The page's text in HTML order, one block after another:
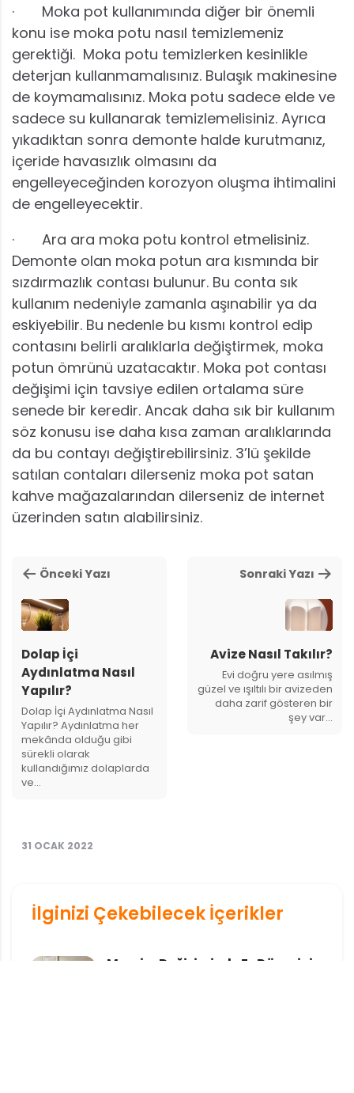
31 OCAK 2022
· Moka pot kullanımında diğer bir önemli
konu ise moka potu nasıl temizlemeniz
gerektiği. Moka potu temizlerken kesinlikle
deterjan kullanmamalısınız. Bulaşık makinesine
de koymamalısınız. Moka potu sadece elde ve
sadece su kullanarak temizlemelisiniz. Ayrıca
yıkadıktan sonra demonte halde kurutmanız,
içeride havasızlık olmasını da
engelleyeceğinden korozyon oluşma ihtimalini
de engelleyecektir.
· Ara ara moka potu kontrol etmelisiniz.
Demonte olan moka potun ara kısmında bir
sızdırmazlık contası bulunur. Bu conta sık
kullanım nedeniyle zamanla aşınabilir ya da
eskiyebilir. Bu nedenle bu kısmı kontrol edip
contasını belirli aralıklarla değiştirmek, moka
potun ömrünü uzatacaktır. Moka pot contası
değişimi için tavsiye edilen ortalama süre
senede bir keredir. Ancak daha sık bir kullanım
söz konusu ise daha kısa zaman aralıklarında
da bu contayı değiştirebilirsiniz. 3’lü şekilde
satılan contaları dilerseniz moka pot satan
kahve mağazalarından dilerseniz de internet
üzerinden satın alabilirsiniz.
Önceki Yazı
Dolap İçi
Aydınlatma Nasıl
Yapılır?
Dolap İçi Aydınlatma Nasıl
Yapılır? Aydınlatma her
mekânda olduğu gibi
sürekli olarak
kullandığımız dolaplarda
ve…
Sonraki Yazı
Avize Nasıl Takılır?
Evi doğru yere asılmış
güzel ve ışıltılı bir avizeden
daha zarif gösteren bir
şey var…
İlginizi Çekebilecek İçerikler
Mevsim Değişiminde Ev Düzenini